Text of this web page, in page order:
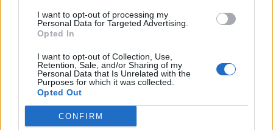
I want to opt-out of processing my
Personal Data for Targeted Advertising.
Opted In
I want to opt-out of Collection, Use,
Retention, Sale, and/or Sharing of my
Personal Data that Is Unrelated with the
Purposes for which it was collected.
Opted Out
CONFIRM
21.04.26
Κάποτε τα παιδιά μεγάλωναν με οικογενειακά άλμπουμ. Τώρα
μεγαλώνουν με analytics, χορηγούς και stories. Η αθωότητα
απέκτησε ring light και το πρώτο κλάμα πιθανότατα έχει ήδη
ανέβει σε 4K.